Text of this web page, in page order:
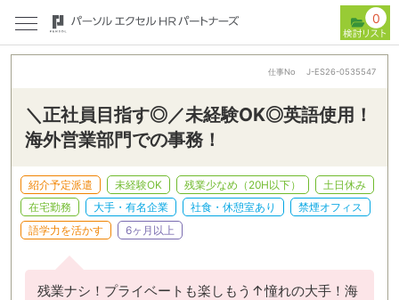
0
仕事No J-ES26-0535547
＼正社員目指す◎／未経験OK◎英語使用！
海外営業部門での事務！
紹介予定派遣 未経験OK 残業少なめ（20H以下）
土日休み
在宅勤務
大手・有名企業 社食・休憩室あり
禁煙オフィス
語学力を活かす
6ヶ月以上
残業ナシ！プライベートも楽しもう↑憧れの大手！海